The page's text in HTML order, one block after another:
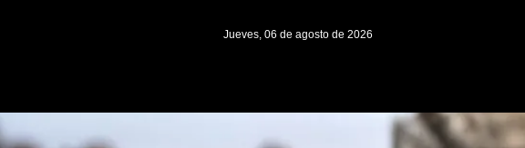
Jueves, 06 de agosto de 2026